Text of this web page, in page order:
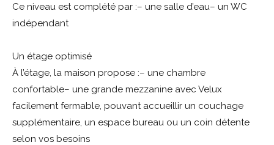
Ce niveau est complété par :– une salle d’eau– un WC
indépendant
Un étage optimisé
À l’étage, la maison propose :– une chambre
confortable– une grande mezzanine avec Velux
facilement fermable, pouvant accueillir un couchage
supplémentaire, un espace bureau ou un coin détente
selon vos besoins